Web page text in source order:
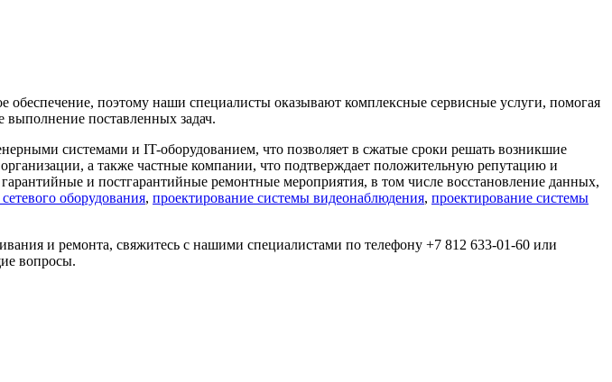
поэтому наши специалисты оказывают комплексные сервисные услуги, помогая
поставленных задач.
системами и IT-оборудованием, что позволяет в сжатые сроки решать возникшие
а также частные компании, что подтверждает положительную репутацию и
и постгарантийные ремонтные мероприятия, в том числе восстановление данных,
оборудования, проектирование системы видеонаблюдения, проектирование системы
и ремонта, свяжитесь с нашими специалистами по телефону +7 812 633-01-60 или
вопросы.